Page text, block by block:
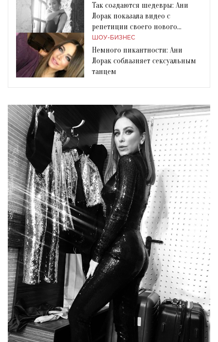
Так создаются шедевры: Ани
Лорак показала видео с
репетиции своего нового
номера
ШОУ-БИЗНЕС
Немного пикантности: Ани
Лорак соблазняет сексуальным
танцем